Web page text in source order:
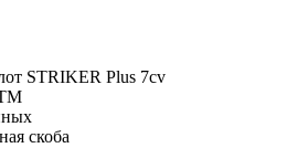
STRIKER Plus 7cv
скоба